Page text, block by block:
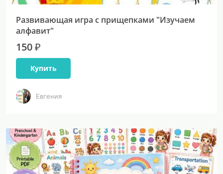
Развивающая игра с прищепками "Изучаем
алфавит"
150 ₽
Купить
Евгения